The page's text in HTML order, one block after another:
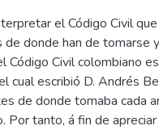
el Código Civil
donde han de tomarse
Código Civil colombiano
cual escribió D. Andrés
de donde tomaba cada
tanto, á fin de